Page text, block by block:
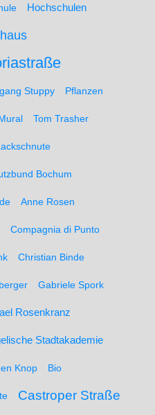
Hochschulen
Stuppy Pflanzen
Tom Trasher
Bochum
Anne Rosen
Compagnia di Punto
Christian Binde
Gabriele Spork
Rosenkranz
Stadtakademie
Knop Bio
Castroper Straße